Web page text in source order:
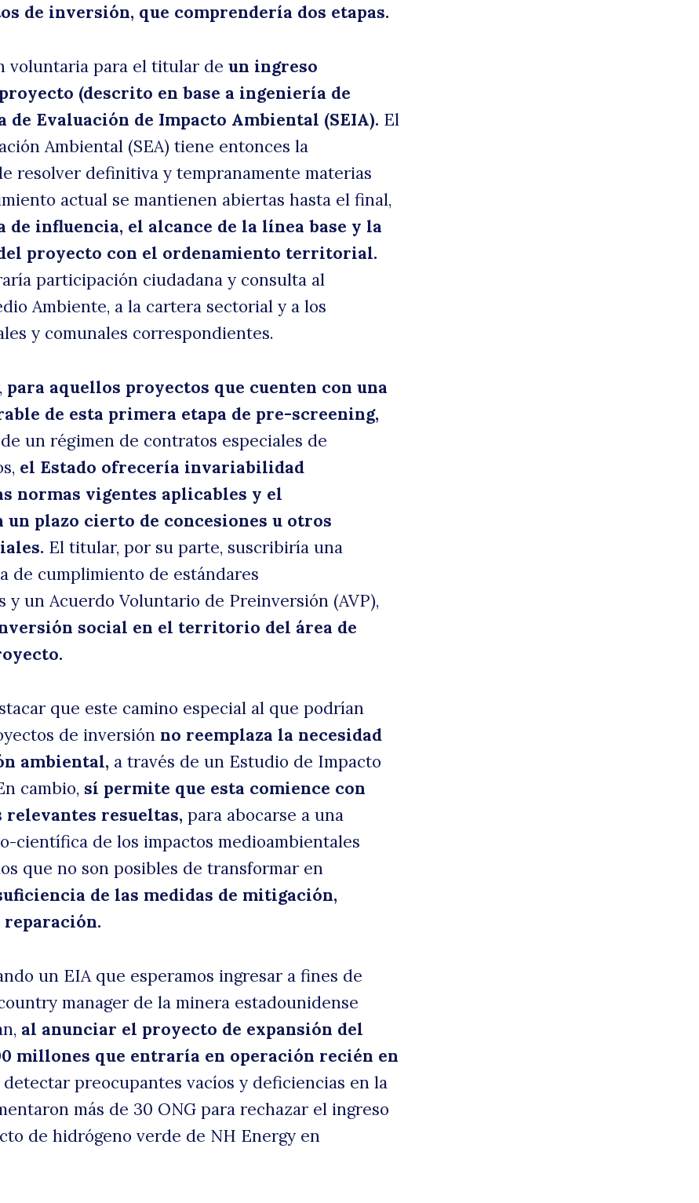
de inversión, que comprendería dos etapas.
voluntaria para el titular de un ingreso
(descrito en base a ingeniería de
de Evaluación de Impacto Ambiental (SEIA). El
Ambiental (SEA) tiene entonces la
resolver definitiva y tempranamente materias
actual se mantienen abiertas hasta el final,
de influencia, el alcance de la línea base y la
proyecto con el ordenamiento territorial.
participación ciudadana y consulta al
Ambiente, a la cartera sectorial y a los
y comunales correspondientes.
para aquellos proyectos que cuenten con una
de esta primera etapa de pre-screening,
un régimen de contratos especiales de
el Estado ofrecería invariabilidad
normas vigentes aplicables y el
un plazo cierto de concesiones u otros
El titular, por su parte, suscribiría una
de cumplimiento de estándares
y un Acuerdo Voluntario de Preinversión (AVP),
social en el territorio del área de
que este camino especial al que podrían
de inversión no reemplaza la necesidad
ambiental, a través de un Estudio de Impacto
cambio, sí permite que esta comience con
resueltas, para abocarse a una
científica de los impactos medioambientales
que no son posibles de transformar en
de las medidas de mitigación,
reparación.
un EIA que esperamos ingresar a fines de
manager de la minera estadounidense
al anunciar el proyecto de expansión del
millones que entraría en operación recién en
detectar preocupantes vacíos y deficiencias en la
más de 30 ONG para rechazar el ingreso
de hidrógeno verde de NH Energy en